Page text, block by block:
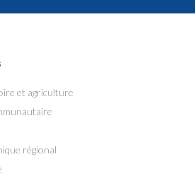
et agriculture
régional